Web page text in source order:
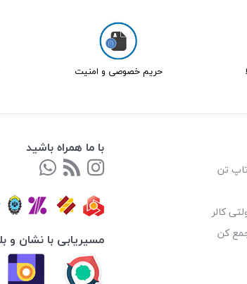
حریم خصوصی و امنیت
تن
کالر
کن
با ما همراه باشید
مسیریابی با نشان و